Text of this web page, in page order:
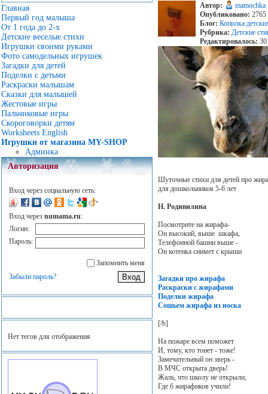
Главная
Первый год малыша
От 1 года до 2-х
Детские веселые стихи
Игрушки своими руками
Фото самодельных игрушек
Загадки для детей
Поделки с детьми
Раскраски малышам
Сказки для малышей
Жестовые игры
Пальчиковые игры
Скороговорки детям
Worksheets English
Игрушки от магазина MY-SHOP
Админка
Авторизация
Вход через социальную сеть:
Вход через numama.ru:
Логин:
Пароль:
Запомнить меня
Забыли пароль?
Нет тегов для отображения
Автор:
mamochka
Опубликовано: 2765
Блог: Копилка
Рубрика: Детские
Редактировалось:
Шуточные стихи для детей про
для дошкольников 5-6 лет
Н. Родивилина
Посмотрите на жирафа-
Он высокий, выше шкафа,
Телефонной башни выше -
Он котенка снимет с крыши
Загадки про жирафа
Раскраски с жирафами
Поделки жирафа
Сошьем жирафа из носка
[/b]
На пожаре всем поможет
И, тому, кто тонет - тоже!
Замечательный он зверь -
В МЧС открыта дверь!
Жаль, что школу не открыли,
Где б жирафиков учили!